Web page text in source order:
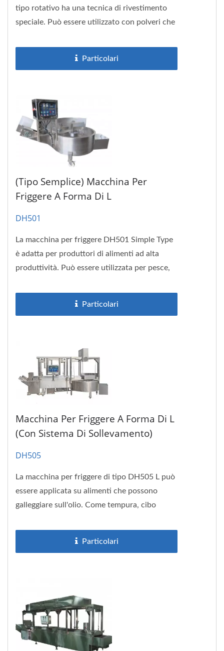
tipo rotativo ha una tecnica di rivestimento
speciale. Può essere utilizzato con polveri che
Particolari
(Tipo Semplice) Macchina Per
Friggere A Forma Di L
DH501
La macchina per friggere DH501 Simple Type
è adatta per produttori di alimenti ad alta
produttività. Può essere utilizzata per pesce,
Particolari
Macchina Per Friggere A Forma Di L
(con Sistema Di Sollevamento)
DH505
La macchina per friggere di tipo DH505 L può
essere applicata su alimenti che possono
galleggiare sull'olio. Come tempura, cibo
Particolari